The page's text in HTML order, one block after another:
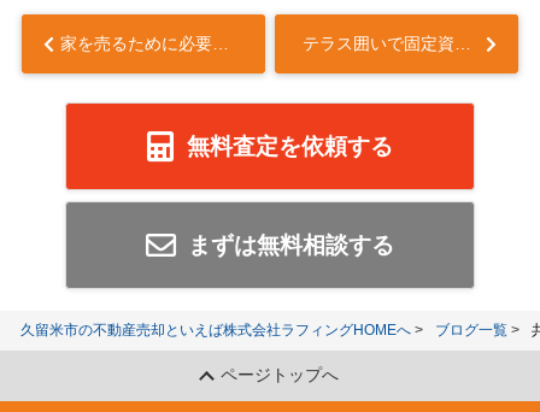
家を売るために必要な準備は？損をしない流れや査定についても解説...
無料査定を依頼する
まずは無料相談する
久留米市の不動産売却といえば株式会社ラフィングHOMEへ ブログ一覧
ページトップへ